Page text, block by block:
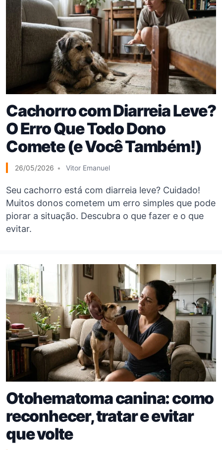
Cachorro com Diarreia Leve?
O Erro Que Todo Dono
Comete (e Você Também!)
26/05/2026 Vitor Emanuel
Seu cachorro está com diarreia leve? Cuidado!
Muitos donos cometem um erro simples que pode
piorar a situação. Descubra o que fazer e o que
evitar.
Otohematoma canina: como
reconhecer, tratar e evitar
que volte